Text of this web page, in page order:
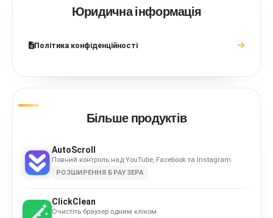
Юридична інформація
Політика конфіденційності
Більше продуктів
AutoScroll
Повний контроль над YouTube, Facebook та Instagram
РОЗШИРЕННЯ БРАУЗЕРА
ClickClean
Очистіть браузер одним кліком